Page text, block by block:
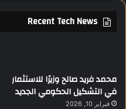
Recent Tech News
محمد فريد صالح وزيرًا للاستثمار
في التشكيل الحكومي الجديد
فبراير 10, 2026